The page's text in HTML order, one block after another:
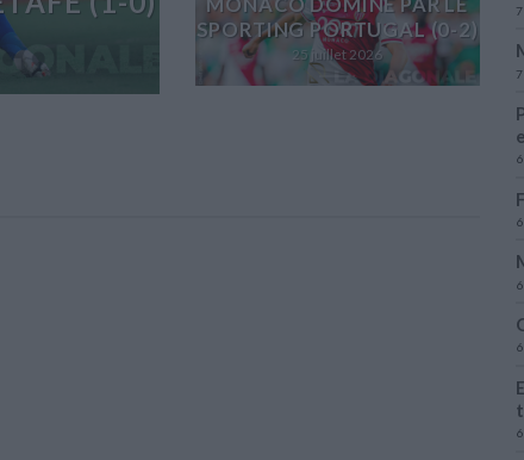
SPORTING PORTUGAL (0-2)
25 juillet 2026